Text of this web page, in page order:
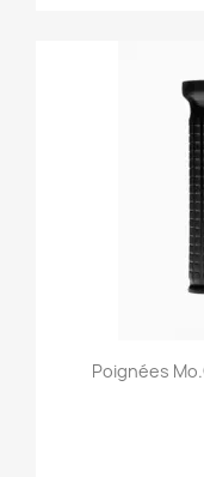
Poignées